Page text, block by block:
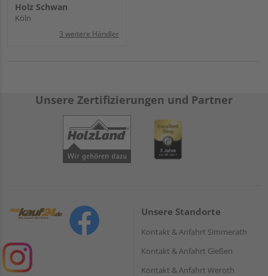
Holz Schwan
Köln
3 weitere Händler
Unsere Zertifizierungen und Partner
Unsere Standorte
Kontakt & Anfahrt Simmerath
Kontakt & Anfahrt Gießen
Kontakt & Anfahrt Weroth